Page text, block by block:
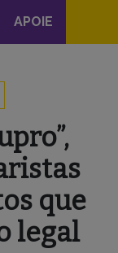
APOIE
que
legal